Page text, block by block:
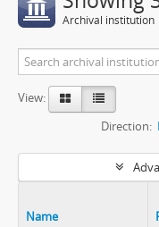
Archival institution
View:
Direction:
Name